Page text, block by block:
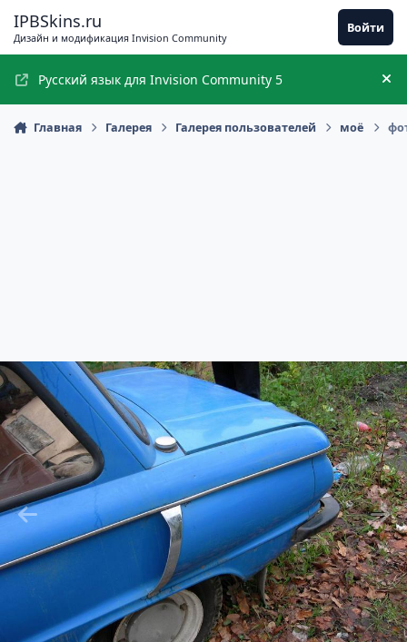
IPBSkins.ru
Дизайн и модификация Invision Community
Войти
Русский язык для Invision Community 5
Главная Галерея Галерея пользователей моё